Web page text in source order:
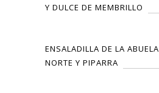
Y DULCE DE MEMBRILLO
ENSALADILLA DE LA ABUELA
NORTE Y PIPARRA